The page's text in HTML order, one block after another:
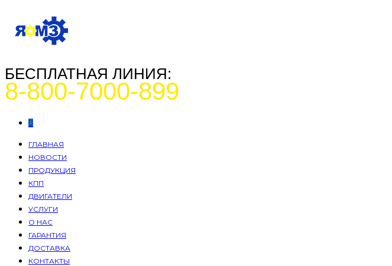
БЕСПЛАТНАЯ ЛИНИЯ:
8-800-7000-899
ГЛАВНАЯ
НОВОСТИ
ПРОДУКЦИЯ
КПП
ДВИГАТЕЛИ
УСЛУГИ
О НАС
ГАРАНТИЯ
ДОСТАВКА
КОНТАКТЫ